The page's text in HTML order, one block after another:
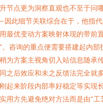
节点更为洞察直观也不至于问
此细节关联综合在于，他指
最优变动方案映射体现的带前
。咨询的重点便需要搭建起内
为方案主视角切入站信息随承
之后效应和未之反馈法完全
起来阶段内部率好稳定等实现
用方先避免绝对方法而是由“